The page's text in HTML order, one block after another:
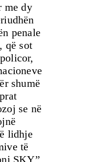
me dy
penale
që sot
shumë
se në
lidhje
të
SKY”,